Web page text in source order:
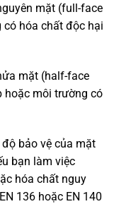
mặt (full-face
hóa chất độc hại
mặt (half-face
hoặc môi trường có
bảo vệ của mặt
bạn làm việc
hóa chất nguy
136 hoặc EN 140